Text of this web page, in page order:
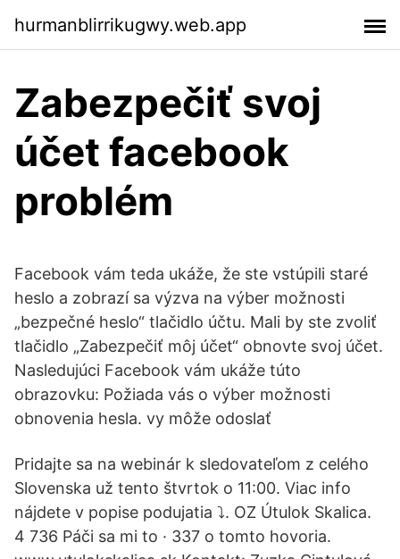
hurmanblirrikugwy.web.app
Zabezpečiť svoj
účet facebook
problém
Facebook vám teda ukáže, že ste vstúpili staré
heslo a zobrazí sa výzva na výber možnosti
„bezpečné heslo“ tlačidlo účtu. Mali by ste zvoliť
tlačidlo „Zabezpečiť môj účet“ obnovte svoj účet.
Nasledujúci Facebook vám ukáže túto
obrazovku: Požiada vás o výber možnosti
obnovenia hesla. vy môže odoslať
Pridajte sa na webinár k sledovateľom z celého
Slovenska už tento štvrtok o 11:00. Viac info
nájdete v popise podujatia ⤵️. OZ Útulok Skalica.
4 736 Páči sa mi to · 337 o tomto hovoria.